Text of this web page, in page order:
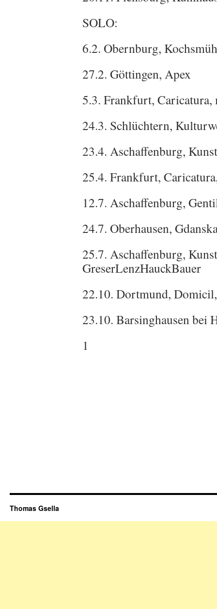
SOLO:
6.2. Obernburg,
27.2. Göttingen, Apex
5.3. Frankfurt,
24.3. Schlüchtern,
23.4. Aschaffenburg,
25.4. Frankfurt,
12.7. Aschaffenburg,
24.7. Oberhausen,
25.7. Aschaffenburg,
GreserLenzHauckBauer
22.10. Dortmund,
23.10. Barsinghausen bei
1
Thomas Gsella